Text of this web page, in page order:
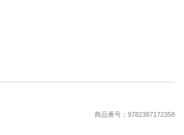
商品番号：9782387172358